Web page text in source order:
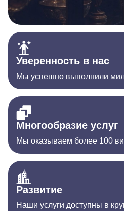
Уверенность в нас
Мы успешно выполнили
Многообразие услуг
Мы оказываем более 100
Развитие
Наши услуги доступны в